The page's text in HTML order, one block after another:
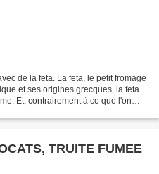
de la feta. La feta, le petit fromage
et ses origines grecques, la feta
Et, contrairement à ce que l'on
TRUITE FUMEE